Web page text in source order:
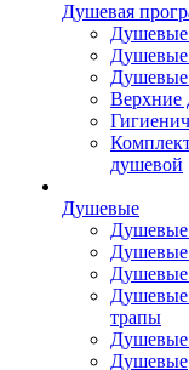
Душевая
Душевые
Душевые
Верхние
душевой
Душевые
Душевые
Душевые
Душевые
трапы
Душевые